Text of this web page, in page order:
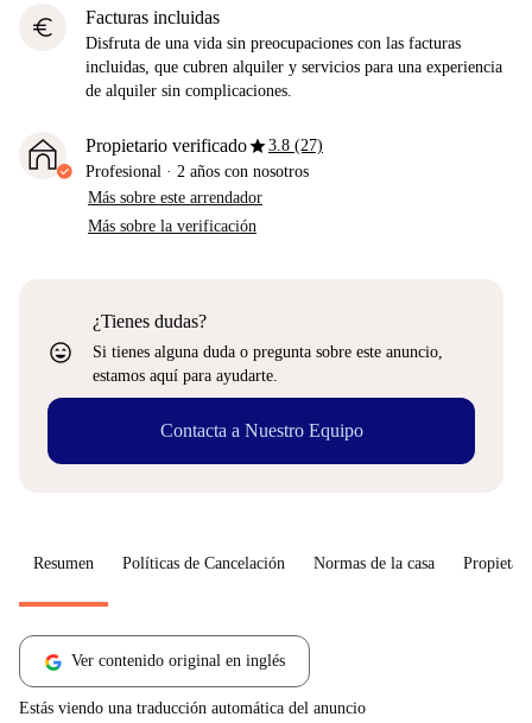
euro Facturas incluidas
Disfruta de una vida sin preocupaciones con las facturas
incluidas, que cubren alquiler y servicios para una experiencia
de alquiler sin complicaciones.
Propietario verificadostar3.8 (27)
Profesional · 2 años con nosotros
Más sobre este arrendador
Más sobre la verificación
sentiment_very_satisfied
¿Tienes dudas?
Si tienes alguna duda o pregunta sobre este anuncio,
estamos aquí para ayudarte.
Contacta a Nuestro Equipo
Resumen Políticas de Cancelación Normas de la casa
Ver contenido original en inglés
Estás viendo una traducción automática del anuncio